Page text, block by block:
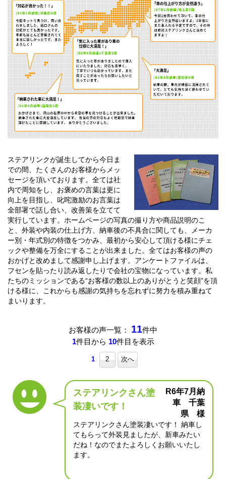
ステアリンクが誕生してから今日ま
での間、たくさんのお客様からメッ
セージを頂いております。全ては社
内で周知をし、お褒めの言葉は更に
向上を目指し、叱咤激励のお言葉は
全部署で話し合い、改善策を立てて
実行しています。ホームページの写真の撮り方や商品説明のこ
と、外装や内装の仕上げ方、納車後の不具合に関しても、メーカ
ー別・年式別の特徴をつかみ、最初から安心して頂ける様にチェ
ックや整備を万全にすることが出来ました。全てはお客様の声の
おかげと改めまして感謝申し上げます。アンケートファイルは、
フセンを貼ったり読み返したりで会社の宝物になっています。私
たちのミッションである“お客様の数以上のありがとうと笑顔”を頂
ける様に、これからも感謝の気持ちを忘れずに努力を積み重ねて
まいります。
お客様の声一覧： 11件中
1件目から 10件目を表示
1 2 次へ
ステアリンクさん塗
装凄いです！
R6年7月納
車 千葉
県 様
ステアリンクさん塗装凄いです！ 納車し
てもらって外装見ましたが、新車みたい
だね！なのでまたよろしくお願いいたし
ます。